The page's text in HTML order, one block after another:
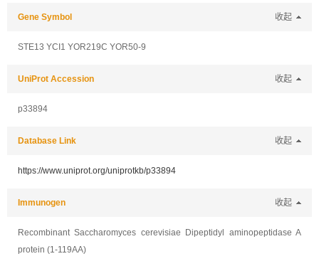
Gene Symbol 收起
STE13 YCI1 YOR219C YOR50-9
UniProt Accession 收起
p33894
Database Link 收起
https://www.uniprot.org/uniprotkb/p33894
Immunogen 收起
Recombinant Saccharomyces cerevisiae Dipeptidyl aminopeptidase A
protein (1-119AA)